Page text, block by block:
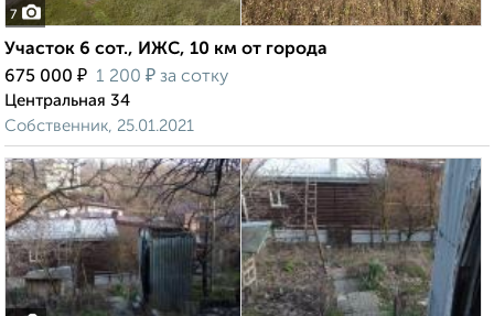
7
Участок 6 сот., ИЖС, 10 км от города
675 000 ₽ 1 200 ₽ за сотку
Центральная 34
Собственник, 25.01.2021